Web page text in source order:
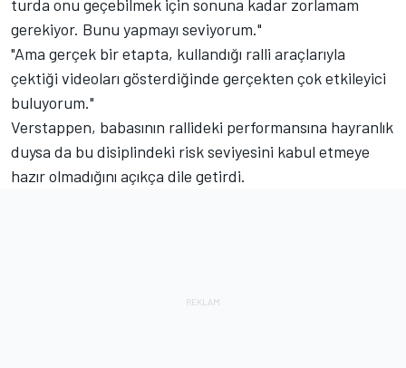
turda onu geçebilmek için sonuna kadar zorlamam
gerekiyor. Bunu yapmayı seviyorum."
"Ama gerçek bir etapta, kullandığı ralli araçlarıyla
çektiği videoları gösterdiğinde gerçekten çok etkileyici
buluyorum."
Verstappen, babasının rallideki performansına hayranlık
duysa da bu disiplindeki risk seviyesini kabul etmeye
hazır olmadığını açıkça dile getirdi.